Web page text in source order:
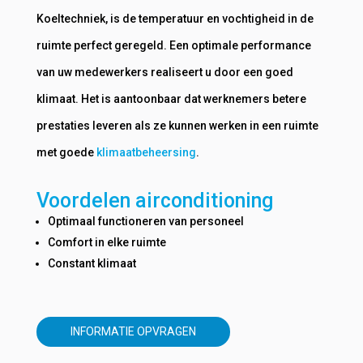
Koeltechniek, is de temperatuur en vochtigheid in de
ruimte perfect geregeld. Een optimale performance
van uw medewerkers realiseert u door een goed
klimaat. Het is aantoonbaar dat werknemers betere
prestaties leveren als ze kunnen werken in een ruimte
met goede klimaatbeheersing.
Voordelen airconditioning
Optimaal functioneren van personeel
Comfort in elke ruimte
Constant klimaat
INFORMATIE OPVRAGEN